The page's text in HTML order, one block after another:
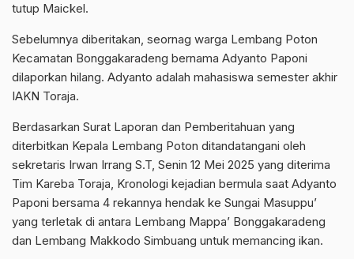
tutup Maickel.
Sebelumnya diberitakan, seornag warga Lembang Poton
Kecamatan Bonggakaradeng bernama Adyanto Paponi
dilaporkan hilang. Adyanto adalah mahasiswa semester akhir
IAKN Toraja.
Berdasarkan Surat Laporan dan Pemberitahuan yang
diterbitkan Kepala Lembang Poton ditandatangani oleh
sekretaris Irwan Irrang S.T, Senin 12 Mei 2025 yang diterima
Tim Kareba Toraja, Kronologi kejadian bermula saat Adyanto
Paponi bersama 4 rekannya hendak ke Sungai Masuppu’
yang terletak di antara Lembang Mappa’ Bonggakaradeng
dan Lembang Makkodo Simbuang untuk memancing ikan.